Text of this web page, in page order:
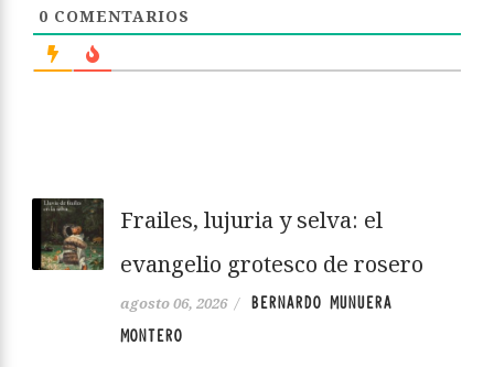
0 COMENTARIOS
Frailes, lujuria y selva: el
evangelio grotesco de rosero
agosto 06, 2026 /
BERNARDO MUNUERA
MONTERO